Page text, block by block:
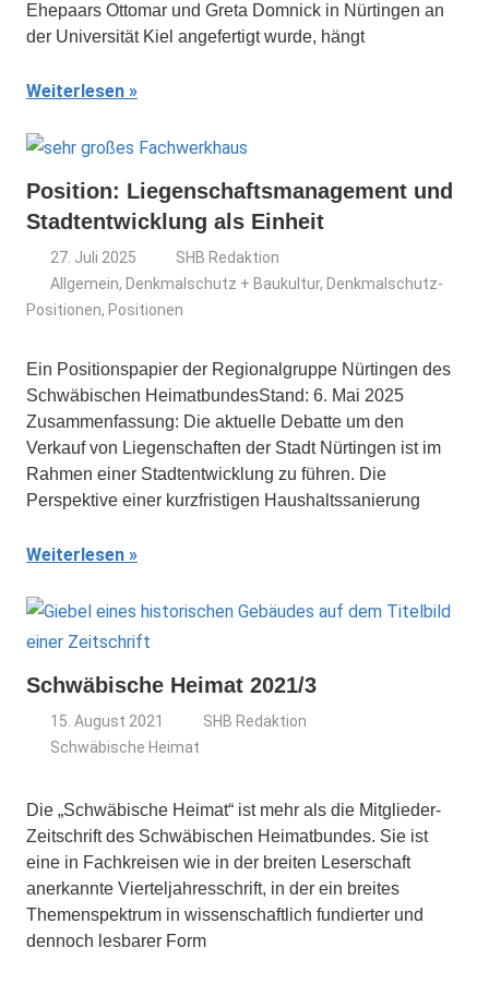
Ehepaars Ottomar und Greta Domnick in Nürtingen an
der Universität Kiel angefertigt wurde, hängt
Weiterlesen
Position: Liegenschaftsmanagement und
Stadtentwicklung als Einheit
27. Juli 2025
SHB Redaktion
Allgemein, Denkmalschutz + Baukultur, Denkmalschutz-
Positionen, Positionen
Ein Positionspapier der Regionalgruppe Nürtingen des
Schwäbischen HeimatbundesStand: 6. Mai 2025
Zusammenfassung: Die aktuelle Debatte um den
Verkauf von Liegenschaften der Stadt Nürtingen ist im
Rahmen einer Stadtentwicklung zu führen. Die
Perspektive einer kurzfristigen Haushaltssanierung
Weiterlesen
Schwäbische Heimat 2021/3
15. August 2021
SHB Redaktion
Schwäbische Heimat
Die „Schwäbische Heimat“ ist mehr als die Mitglieder-
Zeitschrift des Schwäbischen Heimatbundes. Sie ist
eine in Fachkreisen wie in der breiten Leserschaft
anerkannte Vierteljahresschrift, in der ein breites
Themenspektrum in wissenschaftlich fundierter und
dennoch lesbarer Form